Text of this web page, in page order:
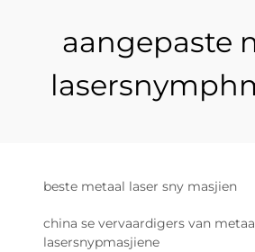
aangepaste
beste metaal laser sny masjien
china se vervaardigers van
lasersnypmasjiene